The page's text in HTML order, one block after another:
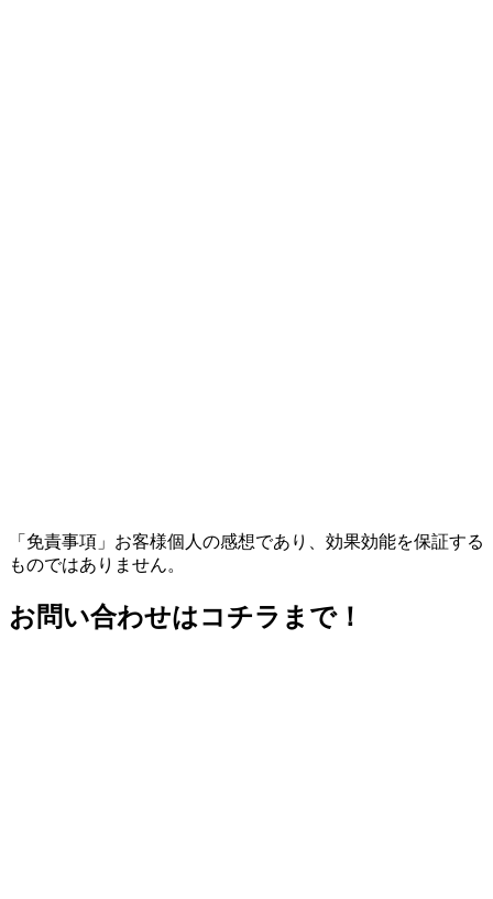
「免責事項」お客様個人の感想であり、効果効能を保証する
ものではありません。
お問い合わせはコチラまで！